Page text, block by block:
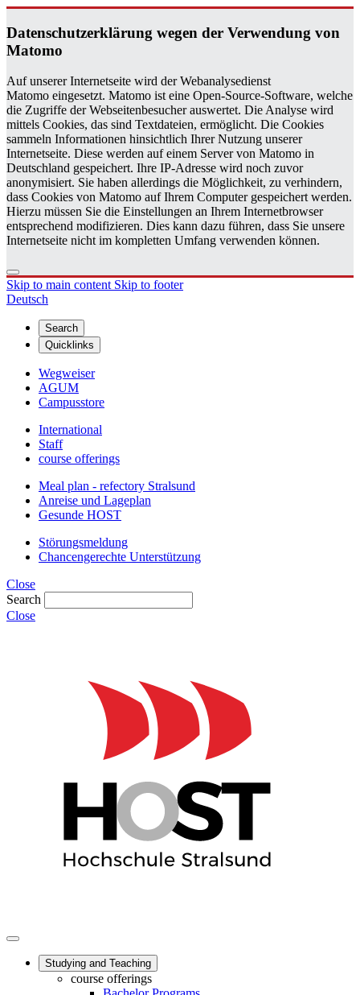
Daten­schutzerklärung wegen der Ver­wen­dung von
Matomo
Auf unserer Internetseite wird der Webanalysedienst
Matomo eingesetzt. Matomo ist eine Open-Source-Software, welche
die Zugriffe der Webseitenbesucher auswertet. Die Analyse wird
mittels Cookies, das sind Textdateien, ermöglicht. Die Cookies
sammeln Informationen hinsichtlich Ihrer Nutzung unserer
Internetseite. Diese werden auf einem Server von Matomo in
Deutschland gespeichert. Ihre IP-Adresse wird noch zuvor
anonymisiert. Sie haben allerdings die Möglichkeit, zu verhindern,
dass Cookies von Matomo auf Ihrem Computer gespeichert werden.
Hierzu müssen Sie die Einstellungen an Ihrem Internetbrowser
entsprechend modifizieren. Dies kann dazu führen, dass Sie unsere
Internetseite nicht im kompletten Umfang verwenden können.
Skip to main content Skip to footer
Deutsch
Search
Quicklinks
Wegweiser
AGUM
Campusstore
International
Staff
course offerings
Meal plan - refectory Stralsund
Anreise und Lageplan
Gesunde HOST
Störungsmeldung
Chancengerechte Unterstützung
Close
Search
Close
Studying and Teaching
course offerings